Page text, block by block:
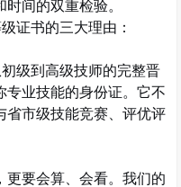
间的双重检验。
证书的三大理由：
级到高级技师的完整晋
专业技能的身份证。它不
省市级技能竞赛、评优评
更要会算、会看。我们的